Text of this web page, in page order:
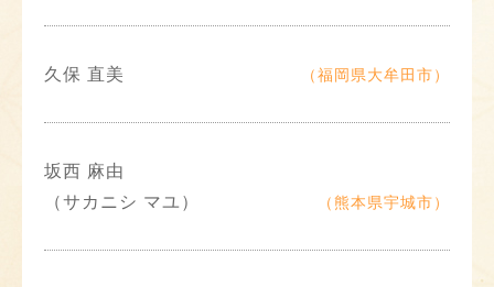
久保 直美 （福岡県大牟田市）
坂西 麻由
（サカニシ マユ）
（熊本県宇城市）